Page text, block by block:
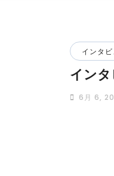
インタ
イン
6月 6,